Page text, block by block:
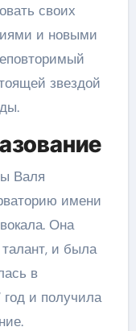
своих
и новыми
звездой
Валя
имени
Она
и была
в
и получила